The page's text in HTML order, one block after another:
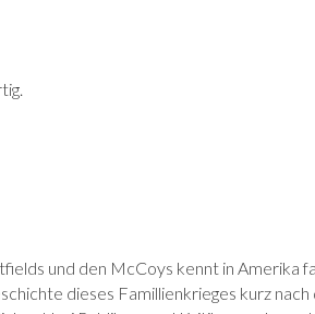
und den McCoys kennt in Amerika
dieses Famillienkrieges kurz